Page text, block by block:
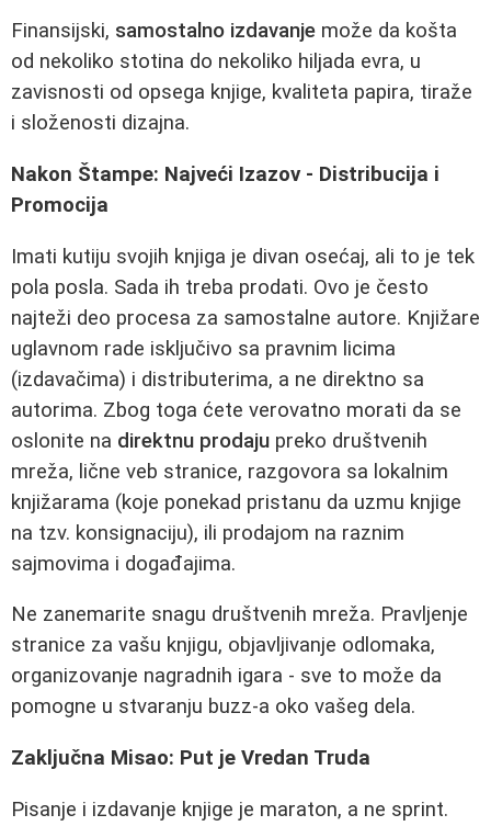
Finansijski, samostalno izdavanje može da košta
od nekoliko stotina do nekoliko hiljada evra, u
zavisnosti od opsega knjige, kvaliteta papira, tiraže
i složenosti dizajna.
Nakon Štampe: Najveći Izazov - Distribucija i
Promocija
Imati kutiju svojih knjiga je divan osećaj, ali to je tek
pola posla. Sada ih treba prodati. Ovo je često
najteži deo procesa za samostalne autore. Knjižare
uglavnom rade isključivo sa pravnim licima
(izdavačima) i distributerima, a ne direktno sa
autorima. Zbog toga ćete verovatno morati da se
oslonite na direktnu prodaju preko društvenih
mreža, lične veb stranice, razgovora sa lokalnim
knjižarama (koje ponekad pristanu da uzmu knjige
na tzv. konsignaciju), ili prodajom na raznim
sajmovima i događajima.
Ne zanemarite snagu društvenih mreža. Pravljenje
stranice za vašu knjigu, objavljivanje odlomaka,
organizovanje nagradnih igara - sve to može da
pomogne u stvaranju buzz-a oko vašeg dela.
Zaključna Misao: Put je Vredan Truda
Pisanje i izdavanje knjige je maraton, a ne sprint.